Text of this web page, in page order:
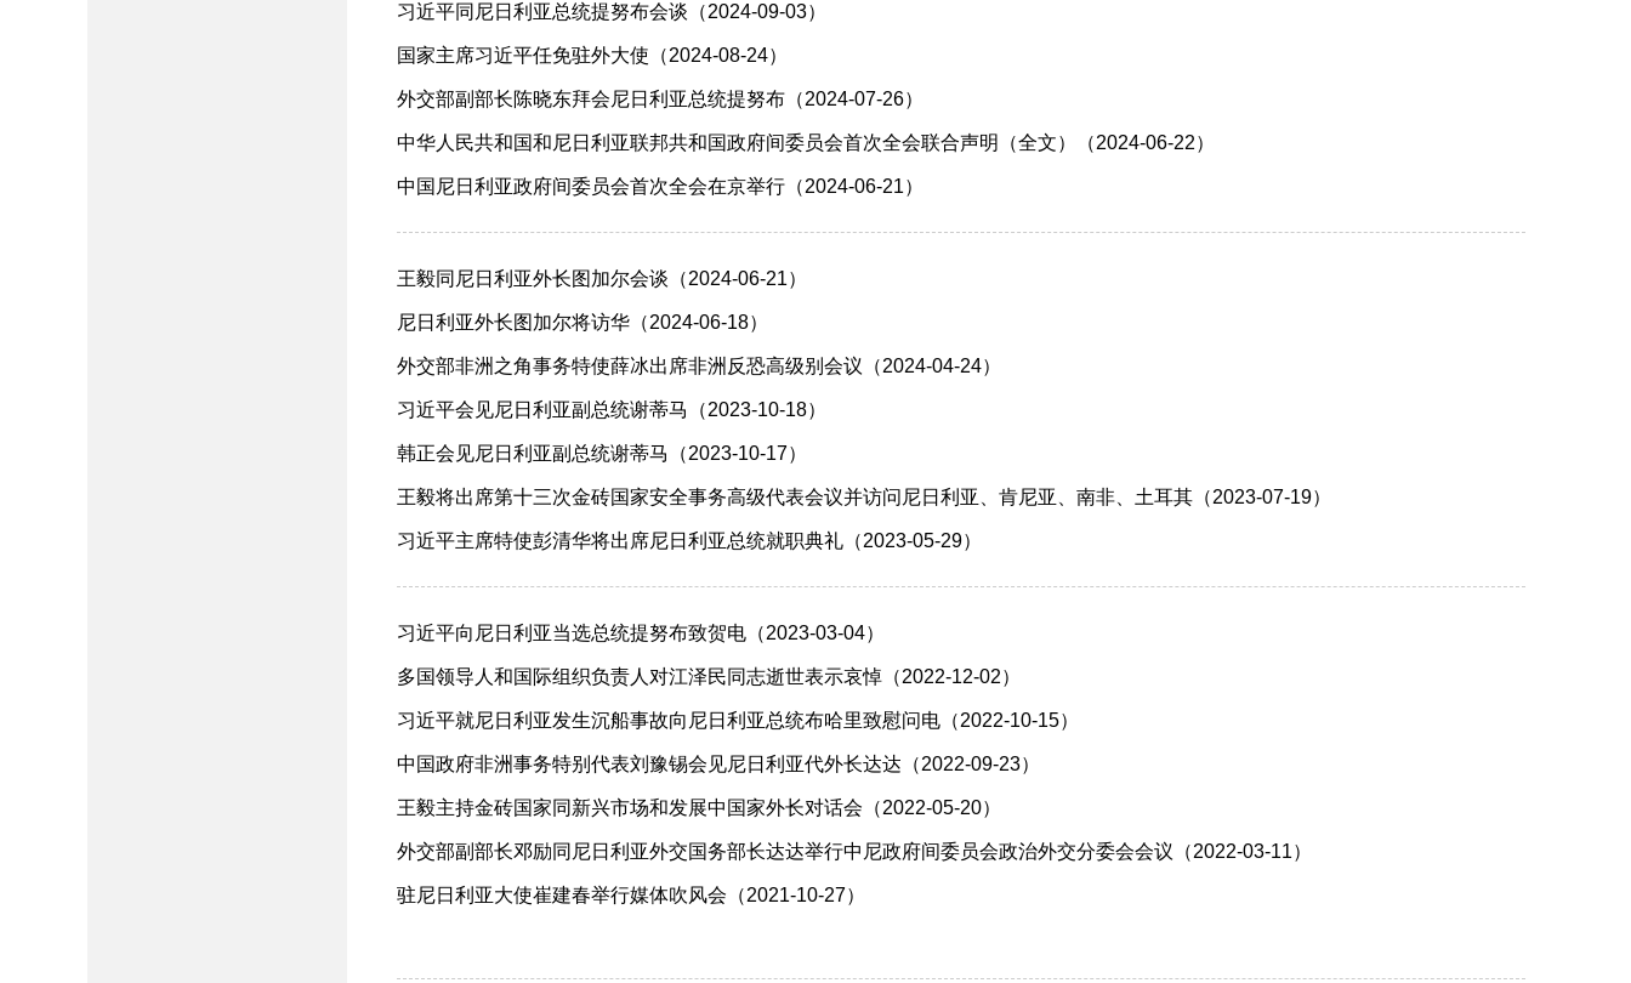
习近平同尼日利亚总统提努布会谈（2024-09-03）
国家主席习近平任免驻外大使（2024-08-24）
外交部副部长陈晓东拜会尼日利亚总统提努布（2024-07-26）
中华人民共和国和尼日利亚联邦共和国政府间委员会首次全会联合声明（全文）（2024-06-22）
中国尼日利亚政府间委员会首次全会在京举行（2024-06-21）
王毅同尼日利亚外长图加尔会谈（2024-06-21）
尼日利亚外长图加尔将访华（2024-06-18）
外交部非洲之角事务特使薛冰出席非洲反恐高级别会议（2024-04-24）
习近平会见尼日利亚副总统谢蒂马（2023-10-18）
韩正会见尼日利亚副总统谢蒂马（2023-10-17）
王毅将出席第十三次金砖国家安全事务高级代表会议并访问尼日利亚、肯尼亚、南非、土耳其（2023-07-19）
习近平主席特使彭清华将出席尼日利亚总统就职典礼（2023-05-29）
习近平向尼日利亚当选总统提努布致贺电（2023-03-04）
多国领导人和国际组织负责人对江泽民同志逝世表示哀悼（2022-12-02）
习近平就尼日利亚发生沉船事故向尼日利亚总统布哈里致慰问电（2022-10-15）
中国政府非洲事务特别代表刘豫锡会见尼日利亚代外长达达（2022-09-23）
王毅主持金砖国家同新兴市场和发展中国家外长对话会（2022-05-20）
外交部副部长邓励同尼日利亚外交国务部长达达举行中尼政府间委员会政治外交分委会会议（2022-03-11）
驻尼日利亚大使崔建春举行媒体吹风会（2021-10-27）